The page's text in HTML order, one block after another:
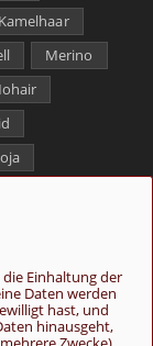
Einhaltung der
Daten werden
hast, und
hinausgeht,
Kamelhaar
Merino